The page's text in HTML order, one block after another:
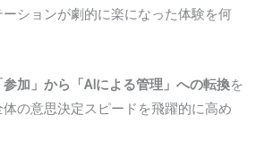
ションが劇的に楽になった体験を何
参加」から「AIによる管理」への転換を
の意思決定スピードを飛躍的に高め